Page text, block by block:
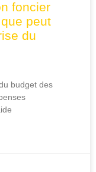
foncier
peut
du
budget des